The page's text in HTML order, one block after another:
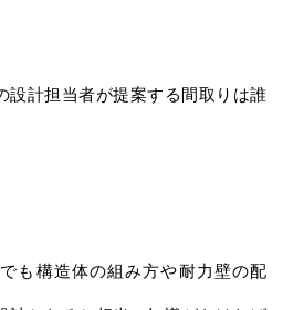
設計担当者が提案する間取りは誰
も構造体の組み方や耐力壁の配